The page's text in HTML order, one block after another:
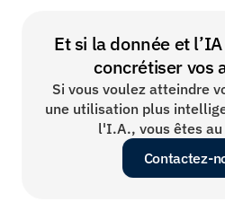
Et si la donnée et
concrétiser vos
Si vous voulez atteindre
une utilisation plus
l'I.A., vous êtes
Contactez-